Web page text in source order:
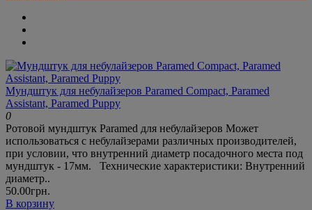
Мундштук для небулайзеров Paramed Compact, Paramed
Assistant, Paramed Puppy
0
Ротовой мундштук Paramed для небулайзеров Может
использоваться с небулайзерами различных производителей,
при условии, что внутренний диаметр посадочного места под
мундштук - 17мм. Технические характеристики: Внутренний
диаметр..
50.00грн.
В корзину